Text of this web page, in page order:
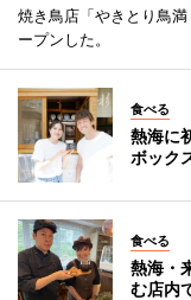
焼き鳥店「やきとり鳥
ープンした。
食べる
熱海に
ボック
食べる
熱海・
む店内